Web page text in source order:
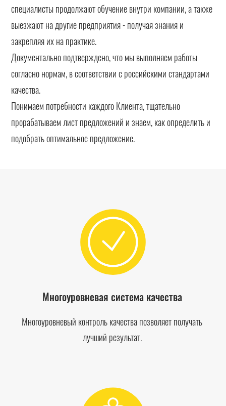
специалисты продолжают обучение внутри компании, а также
выезжают на другие предприятия - получая знания и
закрепляя их на практике.
Документально подтверждено, что мы выполняем работы
согласно нормам, в соответствии с российскими стандартами
качества.
Понимаем потребности каждого Клиента, тщательно
прорабатываем лист предложений и знаем, как определить и
подобрать оптимальное предложение.
Многоуровневая система качества
Многоуровневый контроль качества позволяет получать
лучший результат.